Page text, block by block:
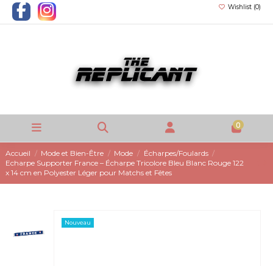
Wishlist (0)
0
Accueil Mode et Bien-Être Mode
Écharpes/Foulards
Echarpe Supporter France – Écharpe Tricolore Bleu Blanc Rouge 122
x 14 cm en Polyester Léger pour Matchs et Fêtes
Nouveau